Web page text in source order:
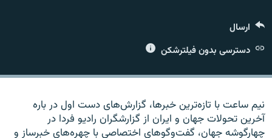
زبان‌های دیگر
ارسال
دسترسی بدون فیلترشکن
نیم ساعت با تازه‌ترین خبرها، گزارش‌های دست اول در باره
آخرین تحولات جهان و ایران از گزارشگران رادیو فردا در
چهارگوشه جهان، گفت‌وگوهای اختصاصی با چهره‌های خبرساز و